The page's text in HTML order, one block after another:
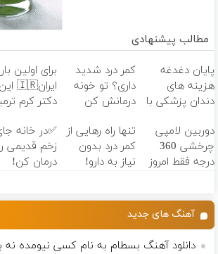
مطالب پیشنهادی
پایان دغدغه
هزینه های
دندان پزشکی با
کننده خانگی
کمر درد شدید
داری؟ تو خونه
درمانش کن
پرکن)
برای اولین
ایران🇮🇷 این
دکتر کرم
ساخت!
دوربین لامپی
چرخشی 360
درجه فقط امروز
منزل
تنها راه رهایی از
کمر درد بدون
نیاز به دارو!
✅در خانه
زخم قدیمی
درمان کن!
آهنگ های جدید
دانلود آهنگ بسطام به نام کسی نیومده